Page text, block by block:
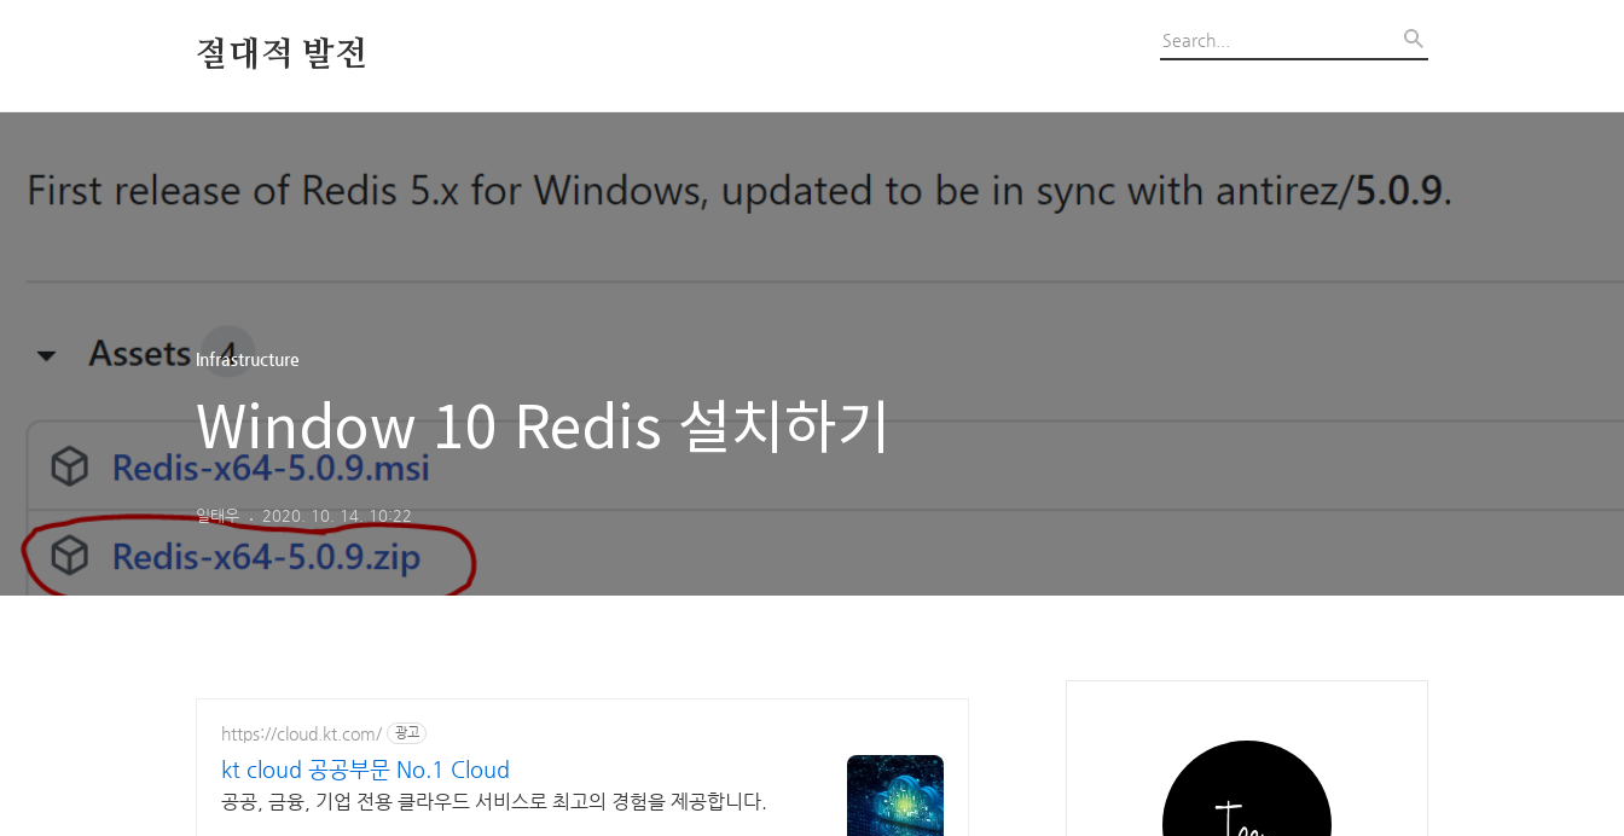
절대적 발전
Infrastructure
Window 10 Redis 설치하기
일태우 2020. 10. 14. 10:22
https://cloud.kt.com/ 광고
kt cloud 공공부문 No.1 Cloud
공공, 금융, 기업 전용 클라우드 서비스로 최고의 경험을 제공합니다.